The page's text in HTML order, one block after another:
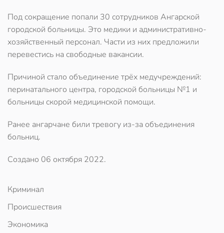
Под сокращение попали 30 сотрудников Ангарской
городской больницы. Это медики и административно-
хозяйственный персонал. Части из них предложили
перевестись на свободные вакансии.
Причиной стало объединение трёх медучреждений:
перинатального центра, городской больницы №1 и
больницы скорой медицинской помощи.
Ранее ангарчане били тревогу из-за объединения
больниц.
Создано 06 октября 2022.
Криминал
Происшествия
Экономика